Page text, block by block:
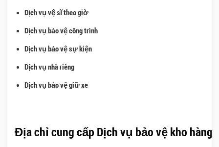
Dịch vụ vệ sĩ theo giờ
Dịch vụ bảo vệ công trình
Dịch vụ bảo vệ sự kiện
Dịch vụ nhà riêng
Dịch vụ bảo vệ giữ xe
Địa chỉ cung cấp Dịch vụ bảo vệ kho hàng